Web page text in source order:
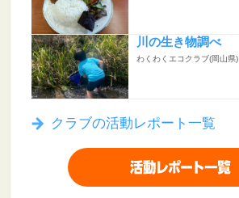
川の生き物調べ
わくわくエコクラブ(岡山県)
クラブの活動レポート一覧